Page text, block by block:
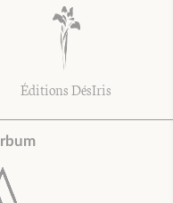
Éditions DésIris